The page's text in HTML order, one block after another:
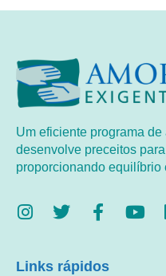
Um eficiente programa
desenvolve preceitos
proporcionando equilíbrio
Links rápidos